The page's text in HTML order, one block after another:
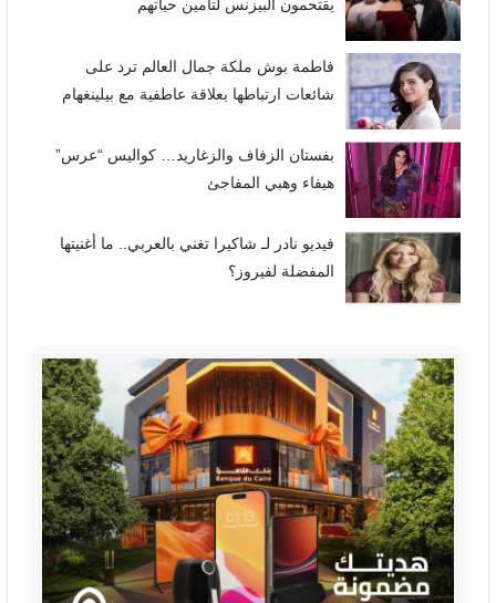
يقتحمون البيزنس لتأمين حياتهم
فاطمة بوش ملكة جمال العالم ترد على
شائعات ارتباطها بعلاقة عاطفية مع بيلينغهام
بفستان الزفاف والزغاريد… كواليس “عرس”
هيفاء وهبي المفاجئ
فيديو نادر لـ شاكيرا تغني بالعربي.. ما أغنيتها
المفضلة لفيروز؟